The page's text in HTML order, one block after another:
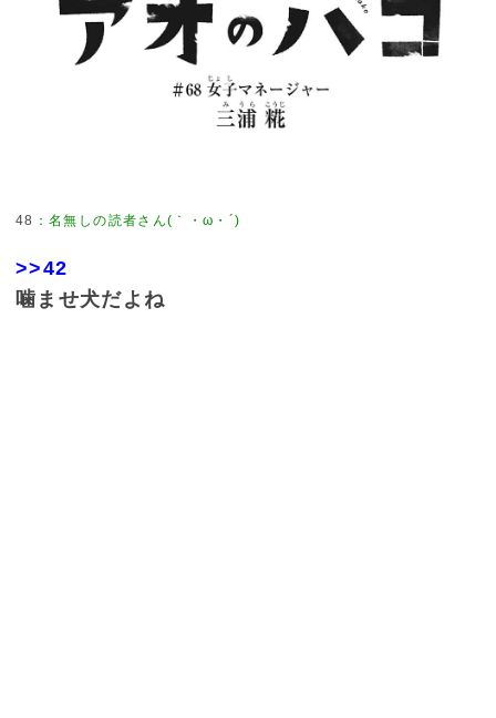
48 ：名無しの読者さん(｀・ω・´)
>>42
噛ませ犬だよね